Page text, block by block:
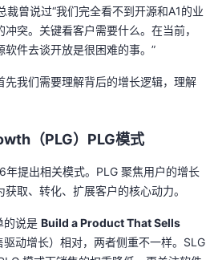
裁曾说过“我们完全看不到开源和A1的业
突。关键看客户需要什么。在当前，
件去谈开放是很困难的事。”
先我们需要理解背后的增长逻辑，理解
（PLG） PLG模式
年提出相关模式。 PLG 聚焦用户的增长
取、转化、扩展客户的核心动力。
说是 Build a Product That Sells
驱动增长）相对，两者侧重不一样。 SLG